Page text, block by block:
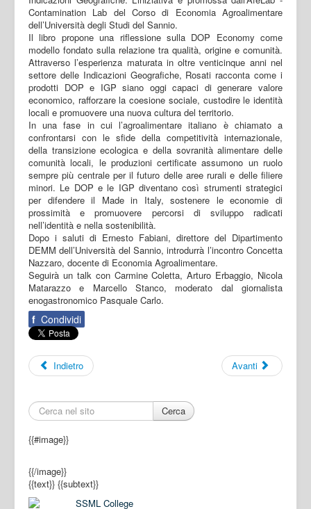
Contamination Lab del Corso di Economia Agroalimentare
dell’Università degli Studi del Sannio.
Il libro propone una riflessione sulla DOP Economy come
modello fondato sulla relazione tra qualità, origine e comunità.
Attraverso l’esperienza maturata in oltre venticinque anni nel
settore delle Indicazioni Geografiche, Rosati racconta come i
prodotti DOP e IGP siano oggi capaci di generare valore
economico, rafforzare la coesione sociale, custodire le identità
locali e promuovere una nuova cultura del territorio.
In una fase in cui l’agroalimentare italiano è chiamato a
confrontarsi con le sfide della competitività internazionale,
della transizione ecologica e della sovranità alimentare delle
comunità locali, le produzioni certificate assumono un ruolo
sempre più centrale per il futuro delle aree rurali e delle filiere
minori. Le DOP e le IGP diventano così strumenti strategici
per difendere il Made in Italy, sostenere le economie di
prossimità e promuovere percorsi di sviluppo radicati
nell’identità e nella sostenibilità.
Dopo i saluti di Ernesto Fabiani, direttore del Dipartimento
DEMM dell’Università del Sannio, introdurrà l’incontro Concetta
Nazzaro, docente di Economia Agroalimentare.
Seguirà un talk con Carmine Coletta, Arturo Erbaggio, Nicola
Matarazzo e Marcello Stanco, moderato dal giornalista
enogastronomico Pasquale Carlo.
f Condividi
Indietro Avanti
Cerca
{{#image}}
{{/image}}
{{text}} {{subtext}}